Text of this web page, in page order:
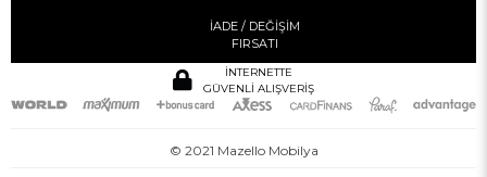
İADE / DEĞİŞİM
FIRSATI
İNTERNETTE
GÜVENLİ ALIŞVERİŞ
© 2021 Mazello Mobilya